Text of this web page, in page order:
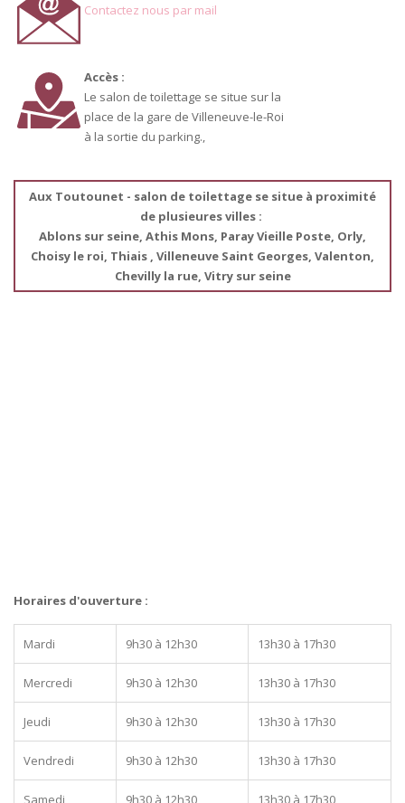
Contactez nous par mail
Accès :
Le salon de toilettage se situe sur la
place de la gare de Villeneuve-le-Roi
à la sortie du parking.,
Aux Toutounet - salon de toilettage se situe à proximité
de plusieures villes :
Ablons sur seine, Athis Mons, Paray Vieille Poste, Orly,
Choisy le roi, Thiais , Villeneuve Saint Georges, Valenton,
Chevilly la rue, Vitry sur seine
Horaires d'ouverture :
Mardi 9h30 à 12h30 13h30 à 17h30
Mercredi 9h30 à 12h30 13h30 à 17h30
Jeudi 9h30 à 12h30 13h30 à 17h30
Vendredi 9h30 à 12h30 13h30 à 17h30
Samedi 9h30 à 12h30 13h30 à 17h30